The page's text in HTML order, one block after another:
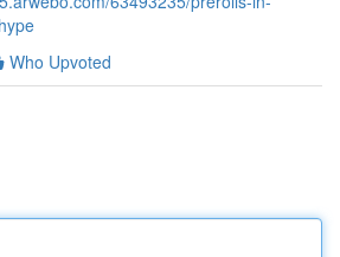
Who Upvoted